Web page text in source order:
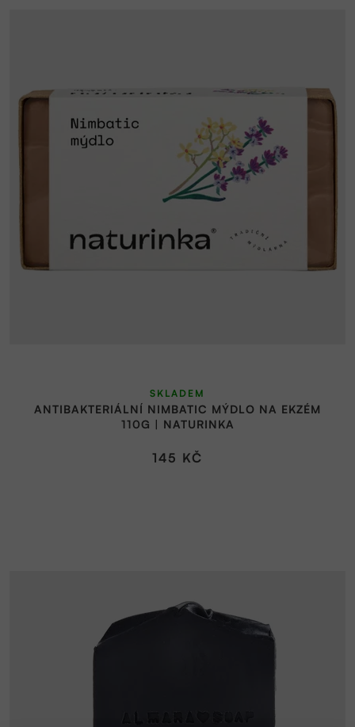
ANTIBAKTERIÁLNÍ NIMBATIC MÝDLO NA EKZÉM
110G | NATURINKA
SKLADEM
145 KČ